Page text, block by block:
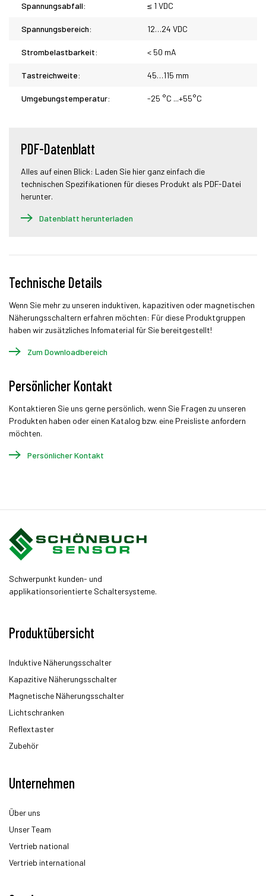
Spannungsabfall: ≤ 1 VDC
Spannungsbereich: 12…24 VDC
Strombelastbarkeit: < 50 mA
Tastreichweite: 45…115 mm
Umgebungstemperatur: -25 °C ...+55°C
PDF-Datenblatt
Alles auf einen Blick: Laden Sie hier ganz einfach die
technischen Spezifikationen für dieses Produkt als PDF-Datei
herunter.
Datenblatt herunterladen
Technische Details
Wenn Sie mehr zu unseren induktiven, kapazitiven oder magnetischen
Näherungsschaltern erfahren möchten: Für diese Produktgruppen
haben wir zusätzliches Infomaterial für Sie bereitgestellt!
Zum Downloadbereich
Persönlicher Kontakt
Kontaktieren Sie uns gerne persönlich, wenn Sie Fragen zu unseren
Produkten haben oder einen Katalog bzw. eine Preisliste anfordern
möchten.
Persönlicher Kontakt
Schwerpunkt kunden- und
applikationsorientierte Schaltersysteme.
Produktübersicht
Induktive Näherungsschalter
Kapazitive Näherungsschalter
Magnetische Näherungsschalter
Lichtschranken
Reflextaster
Zubehör
Unternehmen
Über uns
Unser Team
Vertrieb national
Vertrieb international